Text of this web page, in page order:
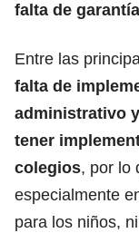
falta de
Entre las
falta de
administrativo
tener
colegios, por lo
especialmente
para los niños,